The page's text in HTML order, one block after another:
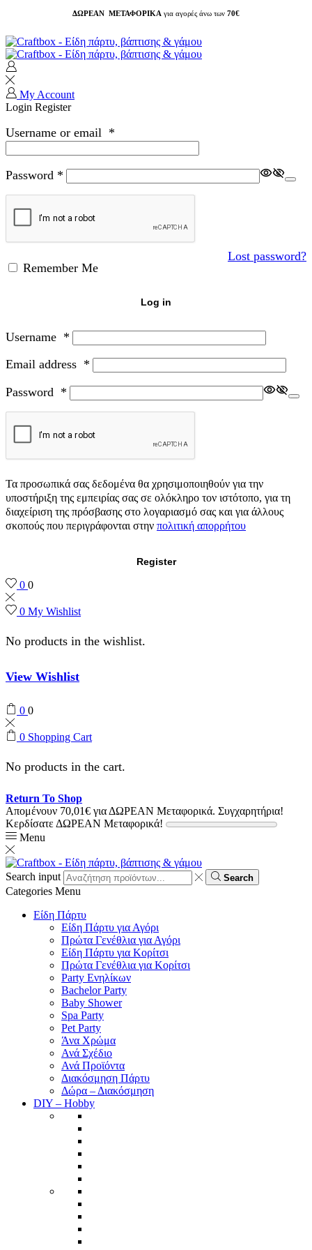
ΔΩΡΕΑΝ ΜΕΤΑΦΟΡΙΚΑ για αγορές άνω των 70€
My Account
Login Register
Username or email *
Password *
Lost password?
Remember Me
Log in
Username *
Email address *
Password *
Τα προσωπικά σας δεδομένα θα χρησιμοποιηθούν για την
υποστήριξη της εμπειρίας σας σε ολόκληρο τον ιστότοπο, για τη
διαχείριση της πρόσβασης στο λογαριασμό σας και για άλλους
σκοπούς που περιγράφονται στην πολιτική απορρήτου
Register
0 0
0 My Wishlist
No products in the wishlist.
View Wishlist
0 0
0 Shopping Cart
No products in the cart.
Return To Shop
Απομένουν 70,01€ για ΔΩΡΕΑΝ Μεταφορικά. Συγχαρητήρια!
Κερδίσατε ΔΩΡΕΑΝ Μεταφορικά!
Menu
Search input Search
Categories Menu
Είδη Πάρτυ
Είδη Πάρτυ για Αγόρι
Πρώτα Γενέθλια για Αγόρι
Είδη Πάρτυ για Κορίτσι
Πρώτα Γενέθλια για Κορίτσι
Party Ενηλίκων
Bachelor Party
Baby Shower
Spa Party
Pet Party
Άνα Χρώμα
Ανά Σχέδιο
Ανά Προϊόντα
Διακόσμηση Πάρτυ
Δώρα – Διακόσμηση
DIY – Hobby